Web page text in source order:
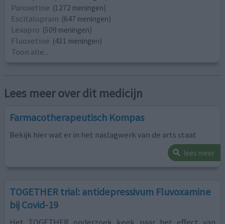
Paroxetine (1272 meningen)
Escitalopram (647 meningen)
Lexapro (509 meningen)
Fluoxetine (431 meningen)
Toon alle...
Lees meer over dit medicijn
Farmacotherapeutisch Kompas
Bekijk hier wat er in het naslagwerk van de arts staat
lees meer
TOGETHER trial: antidepressivum Fluvoxamine
bij Covid-19